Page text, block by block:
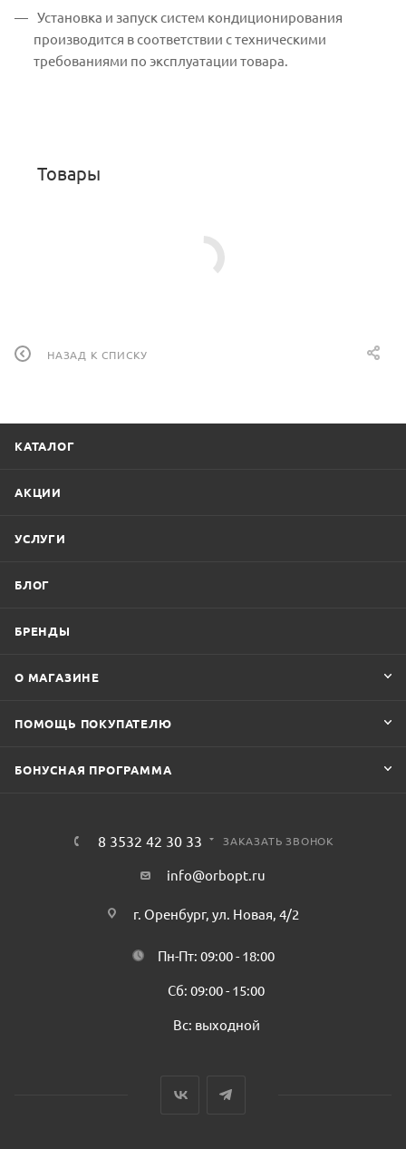
Установка и запуск систем кондиционирования
производится в соответствии с техническими
требованиями по эксплуатации товара.
Товары
НАЗАД К СПИСКУ
КАТАЛОГ
АКЦИИ
УСЛУГИ
БЛОГ
БРЕНДЫ
О МАГАЗИНЕ
ПОМОЩЬ ПОКУПАТЕЛЮ
БОНУСНАЯ ПРОГРАММА
8 3532 42 30 33 ЗАКАЗАТЬ ЗВОНОК
info@orbopt.ru
г. Оренбург, ул. Новая, 4/2
Пн-Пт: 09:00 - 18:00
Сб: 09:00 - 15:00
Вс: выходной